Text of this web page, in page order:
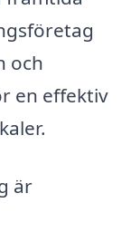
och
en effektiv
är